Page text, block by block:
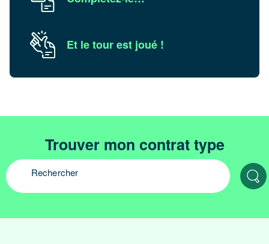
Et le tour est joué !
Trouver mon contrat type